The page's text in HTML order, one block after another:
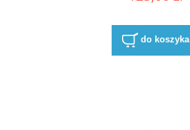
do koszyka